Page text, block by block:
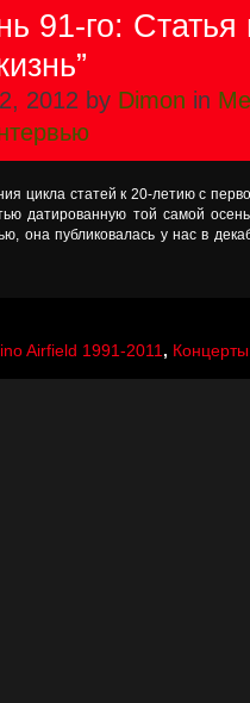
91-го:
2012 by Dimon in
цикла статей к 20-летию с
датированную той самой
она публиковалась у нас в
Airfield 1991-2011 ,